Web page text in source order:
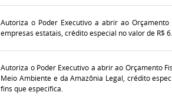
Autoriza o Poder Executivo a abrir ao
empresas estatais, crédito especial no valor de R$
Autoriza o Poder Executivo a abrir ao Orçamento
Meio Ambiente e da Amazônia Legal, crédito
fins que especifica.